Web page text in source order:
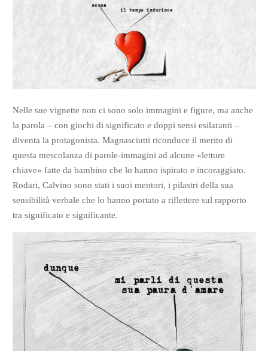
Nelle sue vignette non ci sono solo immagini e figure, ma anche
la parola – con giochi di significato e doppi sensi esilaranti –
diventa la protagonista. Magnasciutti riconduce il merito di
questa mescolanza di parole-immagini ad alcune «letture
chiave» fatte da bambino che lo hanno ispirato e incoraggiato.
Rodari, Calvino sono stati i suoi mentori, i pilastri della sua
sensibilità verbale che lo hanno portato a riflettere sul rapporto
tra significato e significante.